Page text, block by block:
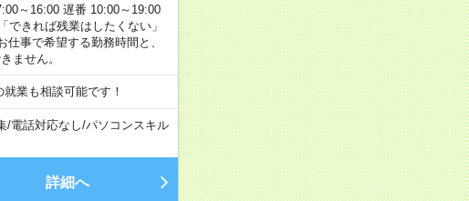
～16:00 遅番 10:00～19:00
できれば残業はしたくない」
事で希望する勤務時間と、
ません。
業も相談可能です！
/電話対応なし/パソコンスキル
詳細へ